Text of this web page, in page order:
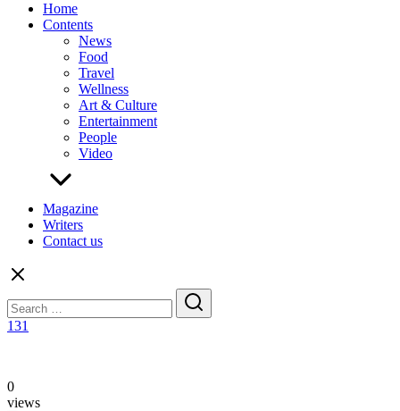
Home
Contents
News
Food
Travel
Wellness
Art & Culture
Entertainment
People
Video
Magazine
Writers
Contact us
for:
131
0
views